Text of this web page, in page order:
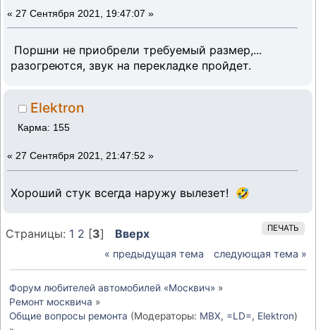
« 27 Сентября 2021, 19:47:07 »
Поршни не приобрели требуемый размер,...
разогреются, звук на перекладке пройдет.
Elektron
Карма: 155
« 27 Сентября 2021, 21:47:52 »
Хороший стук всегда наружу вылезет! 🤣
ПЕЧАТЬ
Страницы: 1 2 [3] Вверх
« предыдущая тема следующая тема »
Форум любителей автомобилей «Москвич» »
Ремонт москвича »
Общие вопросы ремонта (Модераторы: MBX, =LD=, Elektron)